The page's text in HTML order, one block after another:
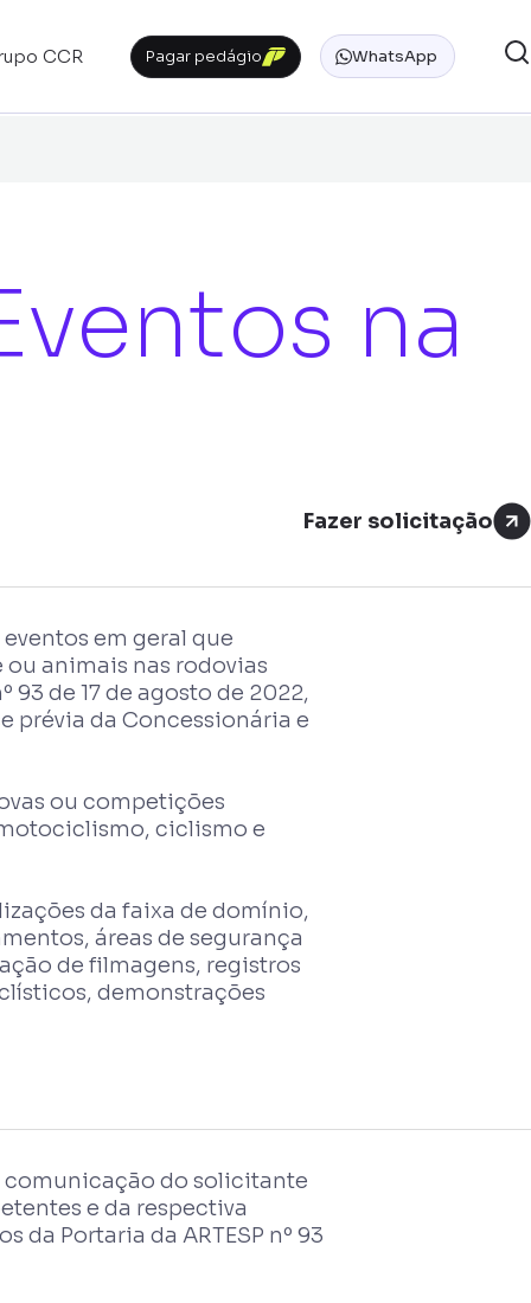
CCR Pagar pedágio WhatsApp
na
Fazer solicitação
em geral que
animais nas rodovias
93 de 17 de agosto de 2022,
prévia da Concessionária e
ou competições
ciclismo e
da faixa de domínio,
áreas de segurança
de filmagens, registros
demonstrações
comunicação do solicitante
e da respectiva
da Portaria da ARTESP nº 93